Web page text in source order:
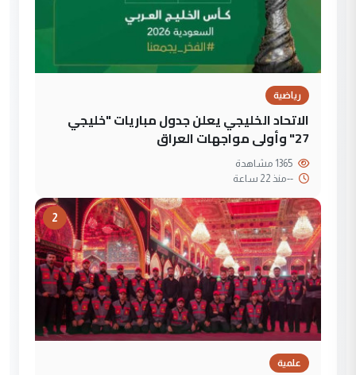
رياضية
الاتحاد الخليجي يعلن جدول مباريات "خليجي
27" وأولى مواجهات العراق
--منذ 22 ساعة
2
علمية